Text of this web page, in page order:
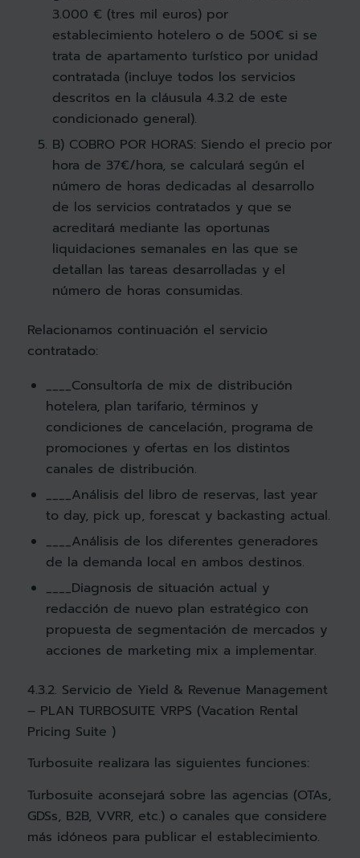
3.000 € (tres mil euros) por
establecimiento hotelero o de 500€ si se
trata de apartamento turístico por unidad
contratada (incluye todos los servicios
descritos en la cláusula 4.3.2 de este
condicionado general).
B) COBRO POR HORAS: Siendo el precio por
hora de 37€/hora, se calculará según el
número de horas dedicadas al desarrollo
de los servicios contratados y que se
acreditará mediante las oportunas
liquidaciones semanales en las que se
detallan las tareas desarrolladas y el
número de horas consumidas.
Relacionamos continuación el servicio
contratado:
____Consultoría de mix de distribución
hotelera, plan tarifario, términos y
condiciones de cancelación, programa de
promociones y ofertas en los distintos
canales de distribución.
____Análisis del libro de reservas, last year
to day, pick up, forescat y backasting actual.
____Análisis de los diferentes generadores
de la demanda local en ambos destinos.
____Diagnosis de situación actual y
redacción de nuevo plan estratégico con
propuesta de segmentación de mercados y
acciones de marketing mix a implementar.
4.3.2. Servicio de Yield & Revenue Management
– PLAN TURBOSUITE VRPS (Vacation Rental
Pricing Suite )
Turbosuite realizara las siguientes funciones:
Turbosuite aconsejará sobre las agencias (OTAs,
GDSs, B2B, VVRR, etc.) o canales que considere
más idóneos para publicar el establecimiento.